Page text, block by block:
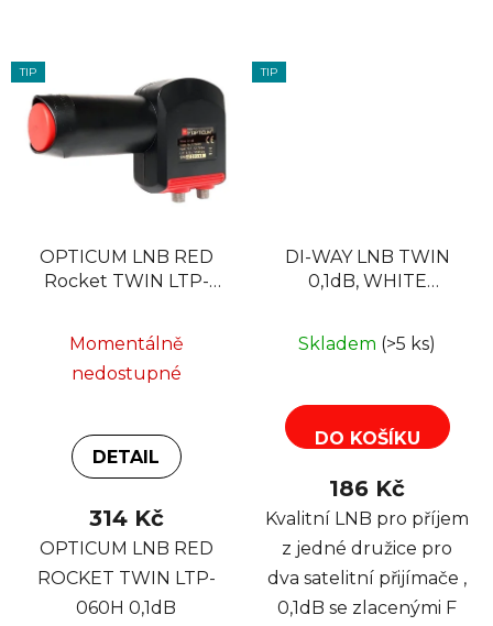
TIP
OPTICUM LNB RED
Rocket TWIN LTP-
Momentálně
nedostupné
DETAIL
314 Kč
OPTICUM LNB RED
ROCKET TWIN LTP-
060H 0,1dB
TIP
DI-WAY LNB TWIN
0,1dB, WHITE
Skladem (>5 ks)
DO KOŠÍKU
186 Kč
Kvalitní LNB pro příjem
z jedné družice pro
dva satelitní přijímače ,
0,1dB se zlacenými F